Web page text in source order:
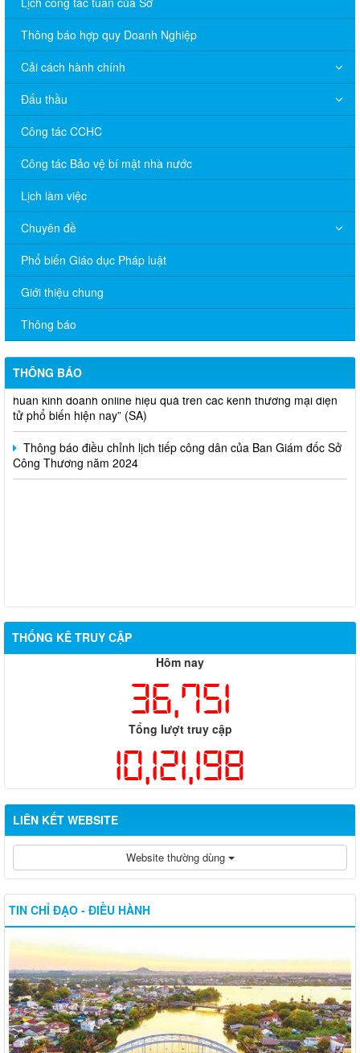
Thông báo hợp quy Doanh Nghiệp
Cải cách hành chính
Đấu thầu
Công tác CCHC
Công tác Bảo vệ bí mật nhà nước
Lịch làm việc
Chuyên đề
Phổ biến Giáo dục Pháp luật
Giới thiệu chung
Thông báo
THÔNG BÁO
V/v đề nghị báo cáo hệ thống phân phối, nhãn hiệu hàng hóa
và hoạt động mua bán khí trên địa bàn tỉnh năm 2025 (nhắc lần
2).
Thông báo bán thanh lý tài sản công theo hình thức chỉ định
Thông báo lựa chọn nhà thầu thực hiện gói thầu: “tổ chức tập
huấn kinh doanh online hiệu quả trên các kênh thương mại điện
tử phổ biến hiện nay” (SA)
Thông báo điều chỉnh lịch tiếp công dân của Ban Giám đốc Sở
Công Thương năm 2024
THỐNG KÊ TRUY CẬP
Hôm nay
36,751
Tổng lượt truy cập
10,121,198
LIÊN KẾT WEBSITE
Website thường dùng
TIN CHỈ ĐẠO - ĐIỀU HÀNH